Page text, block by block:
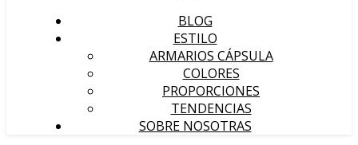
BLOG
ESTILO
ARMARIOS CÁPSULA
COLORES
PROPORCIONES
TENDENCIAS
SOBRE NOSOTRAS